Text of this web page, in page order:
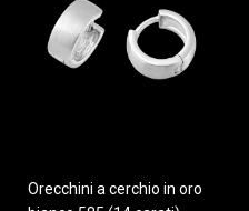
Orecchini a cerchio in oro